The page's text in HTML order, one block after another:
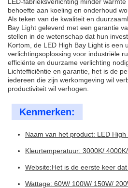
behoefte aan koeling en onderhoud
Als teken van de kwaliteit en
Bay Light geleverd met een garantie
stellen in de wetenschap dat hun
Kortom, de LED High Bay Light is een
verlichtingsoplossing voor industriële
efficiënte en duurzame verlichting
Lichtefficiëntie en garantie, het is de
iedereen die zijn werkomgeving wil
productiviteit wil verhogen.
Kenmerken:
Naam van het product: LED High
Kleurtemperatuur: 3000K/
Website:Het is de eerste keer dat
Wattage: 60W/ 100W/ 150W/